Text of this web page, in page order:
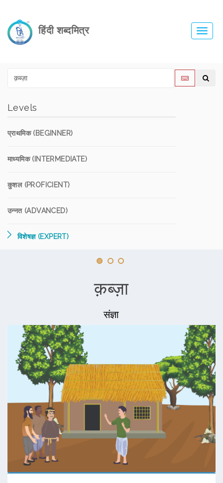
हिंदी शब्दमित्र
Levels
प्राथमिक (BEGINNER)
माध्यमिक (INTERMEDIATE)
कुशल (PROFICIENT)
उन्नत (ADVANCED)
विशेषज्ञ (EXPERT)
क़ब्ज़ा
संज्ञा